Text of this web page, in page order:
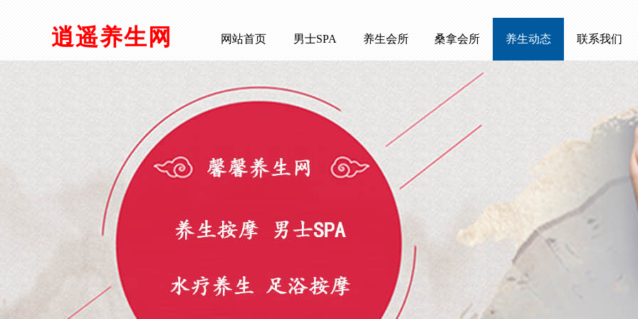
逍遥养生网 网站首页 男士SPA 养生会所 桑拿会所 养生动态 联系我们